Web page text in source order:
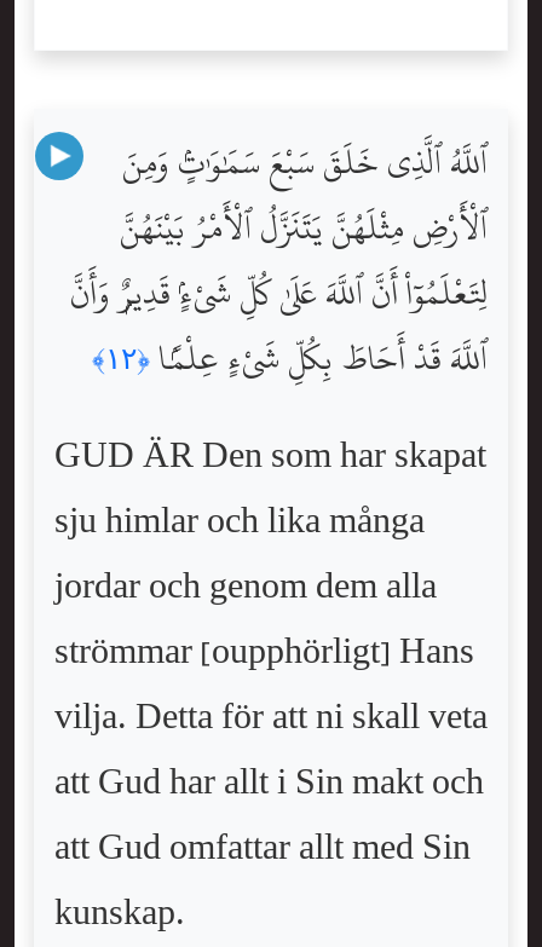
ٱللَّهُ ٱلَّذِى خَلَقَ سَبْعَ سَمَٰوَٰتٍۢ وَمِنَ
ٱلْأَرْضِ مِثْلَهُنَّ يَتَنَزَّلُ ٱلْأَمْرُ بَيْنَهُنَّ
لِتَعْلَمُوٓاْ أَنَّ ٱللَّهَ عَلَىٰ كُلِّ شَىْءٍۢ قَدِيرٌۭ وَأَنَّ
ٱللَّهَ قَدْ أَحَاطَ بِكُلِّ شَىْءٍ عِلْمًۢا ﴿١٢﴾
GUD ÄR Den som har skapat
sju himlar och lika många
jordar och genom dem alla
strömmar [oupphörligt] Hans
vilja. Detta för att ni skall veta
att Gud har allt i Sin makt och
att Gud omfattar allt med Sin
kunskap.